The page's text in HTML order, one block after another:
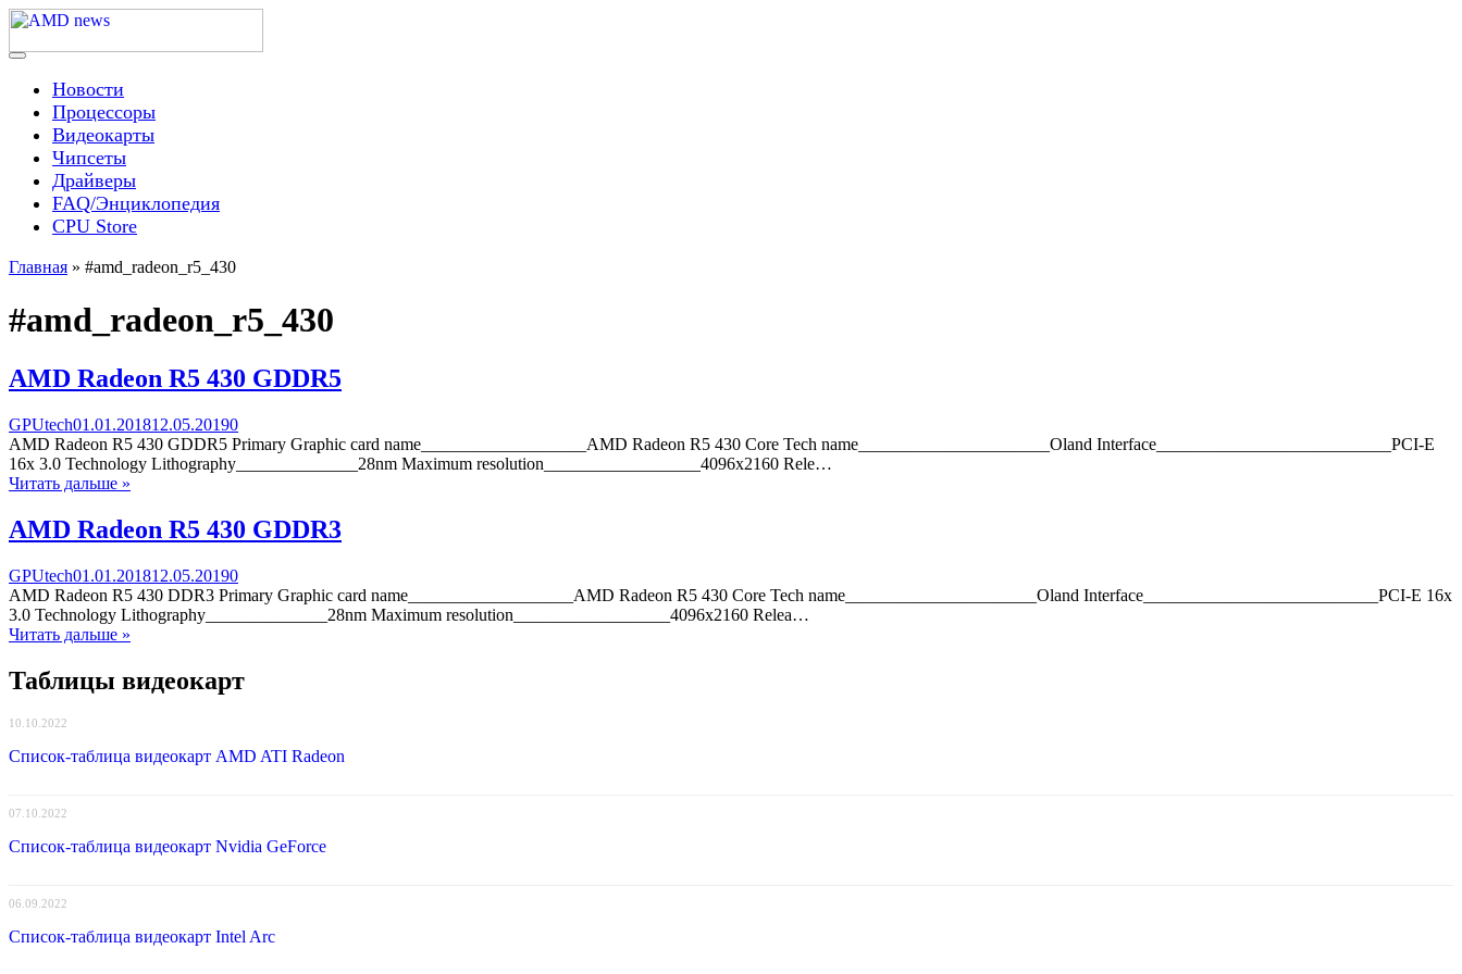
Skip
content
AMD news
Menu
Новости
Процессоры
Видеокарты
Чипсеты
Драйверы
FAQ/Энциклопедия
CPU Store
Главная » #amd_radeon_r5_430
#amd_radeon_r5_430
AMD Radeon R5 430 GDDR5
Categories
GPUtechPosted
on
01.01.201812.05.20190comments
on
430
GDDR5
AMD Radeon R5 430 GDDR5 Primary Graphic card name___________________AMD Radeon R5 430 Core Tech name______________________Oland Interface___________________________PCI-E
16x 3.0 Technology Lithography______________28nm Maximum resolution__________________4096x2160 Rele…
Читать дальше »
AMD Radeon R5 430 GDDR3
Categories
GPUtechPosted
on
01.01.201812.05.20190comments
on
GDDR3
AMD Radeon R5 430 DDR3 Primary Graphic card name___________________AMD Radeon R5 430 Core Tech name______________________Oland Interface___________________________PCI-E 16x
3.0 Technology Lithography______________28nm Maximum resolution__________________4096x2160 Relea…
Читать дальше »
Таблицы видеокарт
10.10.2022
Список-таблица видеокарт AMD ATI Radeon
07.10.2022
Список-таблица видеокарт Nvidia GeForce
06.09.2022
Список-таблица видеокарт Intel Arc